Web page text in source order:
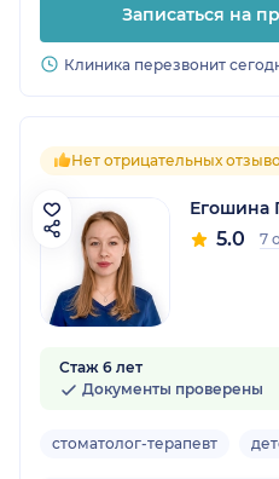
Записаться на
Клиника перезвонит
Нет отрицательных
Егошина
5.0 7
Стаж 6 лет
Документы проверены
стоматолог-терапевт